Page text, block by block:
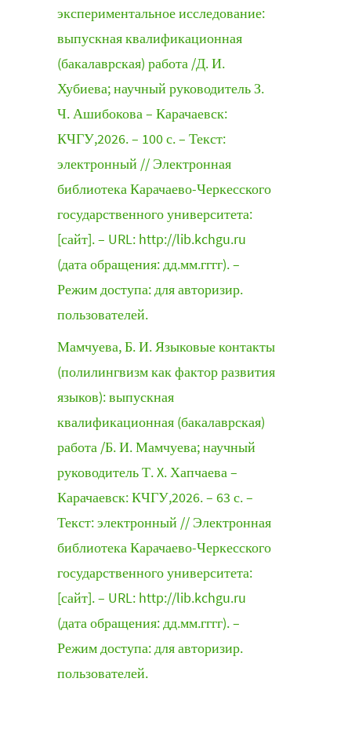
экспериментальное исследование:
выпускная квалификационная
(бакалаврская) работа /Д. И.
Хубиева; научный руководитель З.
Ч. Ашибокова – Карачаевск:
КЧГУ,2026. – 100 с. – Текст:
электронный // Электронная
библиотека Карачаево-Черкесского
государственного университета:
[сайт]. – URL: http://lib.kchgu.ru
(дата обращения: дд.мм.гггг). –
Режим доступа: для авторизир.
пользователей.
Мамчуева, Б. И. Языковые контакты
(полилингвизм как фактор развития
языков): выпускная
квалификационная (бакалаврская)
работа /Б. И. Мамчуева; научный
руководитель Т. X. Хапчаева –
Карачаевск: КЧГУ,2026. – 63 с. –
Текст: электронный // Электронная
библиотека Карачаево-Черкесского
государственного университета:
[сайт]. – URL: http://lib.kchgu.ru
(дата обращения: дд.мм.гггг). –
Режим доступа: для авторизир.
пользователей.